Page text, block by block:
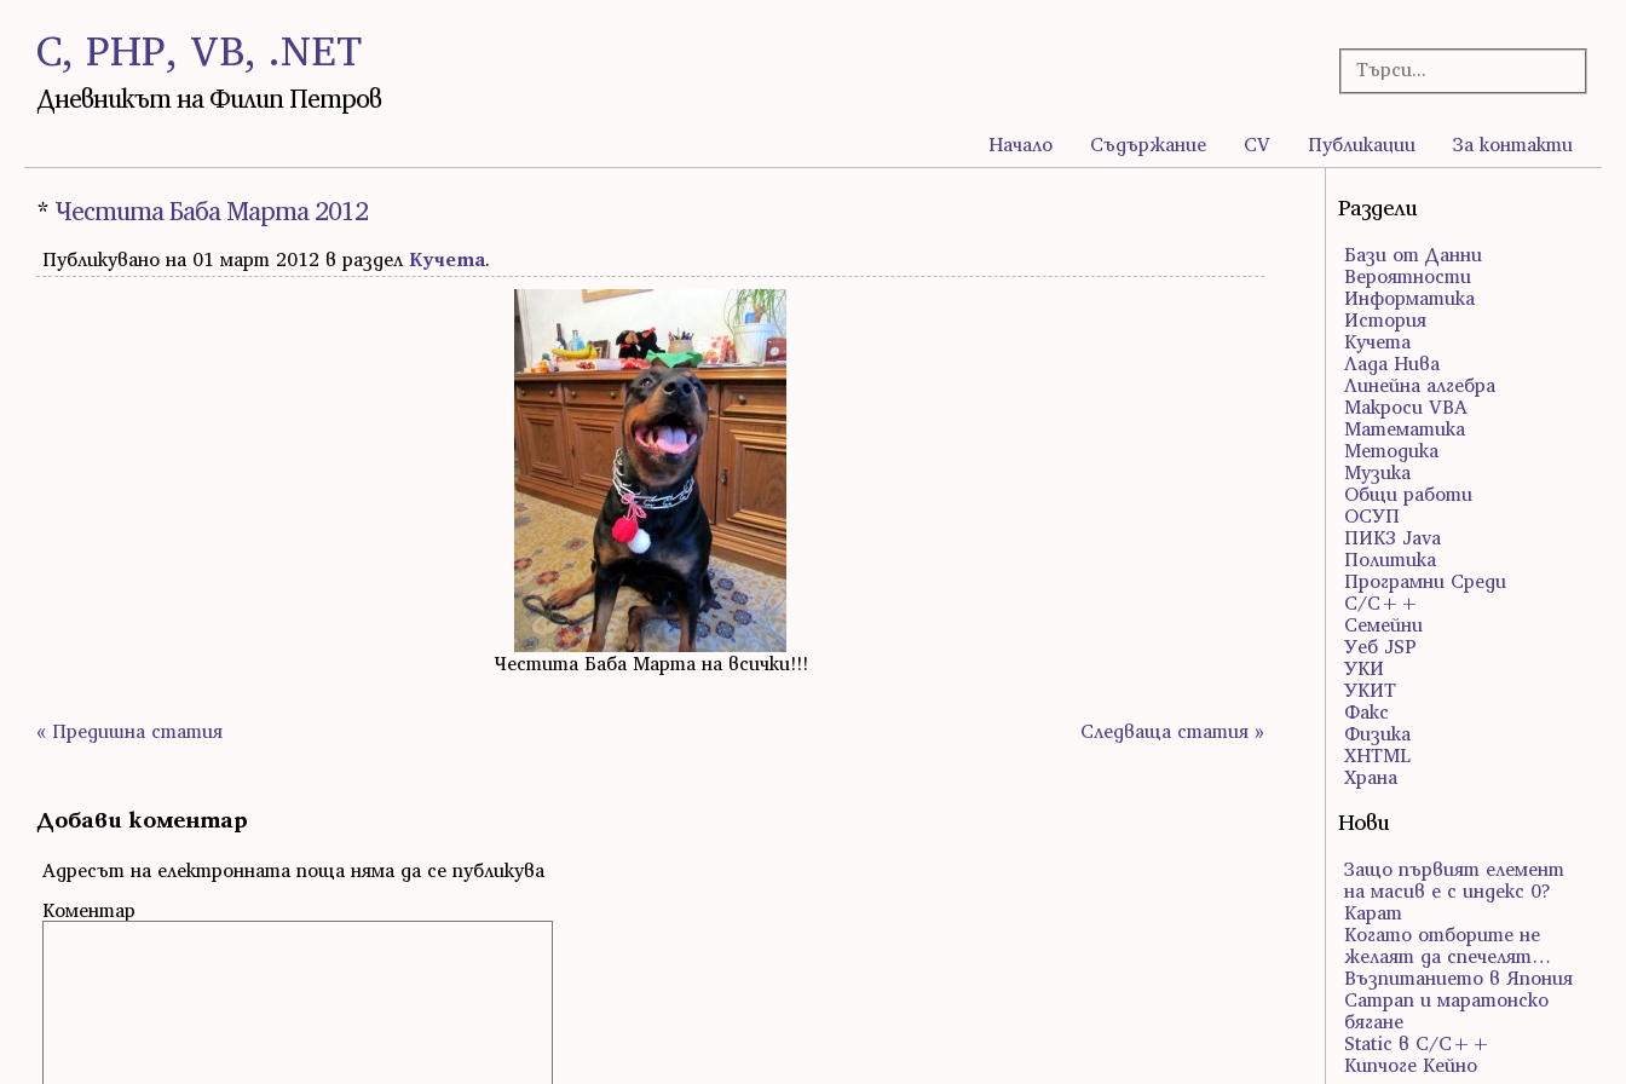
C, PHP, VB, .NET
Дневникът на Филип Петров
Начало Съдържание CV Публикации За контакти
* Честита Баба Марта 2012
Публикувано на 01 март 2012 в раздел Кучета.
Честита Баба Марта на всички!!!
« Предишна статия Следваща статия »
Добави коментар
Адресът на електронната поща няма да се публикува
Коментар
Раздели
Бази от Данни
Вероятности
Информатика
История
Кучета
Лада Нива
Линейна алгебра
Макроси VBA
Математика
Методика
Музика
Общи работи
ОСУП
ПИК3 Java
Политика
Програмни Среди
С/С++
Семейни
Уеб JSP
УКИ
УКИТ
Факс
Физика
ХHTML
Храна
Нови
Защо първият елемент
на масив е с индекс 0?
Карат
Когато отборите не
желаят да спечелят…
Възпитанието в Япония
Сатрап и маратонско
бягане
Static в C/C++
Кипчоге Кейно